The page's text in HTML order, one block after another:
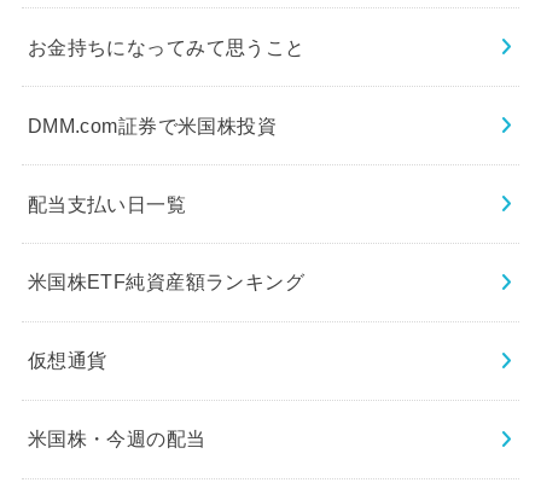
お金持ちになってみて思うこと
DMM.com証券で米国株投資
配当支払い日一覧
米国株ETF純資産額ランキング
仮想通貨
米国株・今週の配当